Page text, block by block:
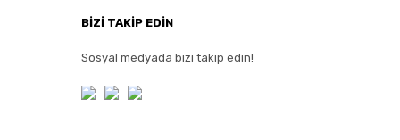
BİZİ TAKİP EDİN
Sosyal medyada bizi takip edin!